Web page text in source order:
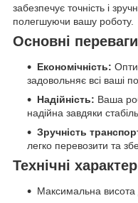
забезпечує точність і
полегшуючи вашу роботу.
Основні переваги
Економічність:
задовольняє всі ваші
Надійність: Ваша
надійна завдяки
Зручність
легко перевозити та
Технічні
Максимальна